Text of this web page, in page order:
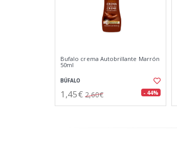
Bufalo crema Autobrillante Marrón
50ml
BÚFALO
1,45€ 2,60€ - 44%